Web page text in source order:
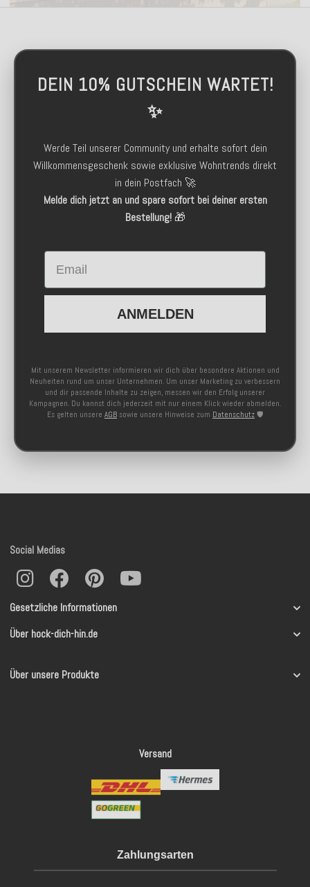
DEIN 10% GUTSCHEIN WARTET!
✨
Werde Teil unserer Community und erhalte sofort dein
Willkommensgeschenk sowie exklusive Wohntrends direkt
in dein Postfach 🚀
Melde dich jetzt an und spare sofort bei deiner ersten
Bestellung!🎁
Email
ANMELDEN
Mit unserem Newsletter informieren wir dich über besondere Aktionen und
Neuheiten rund um unser Unternehmen. Um unser Marketing zu verbessern
und dir passende Inhalte zu zeigen, messen wir den Erfolg unserer
Kampagnen. Du kannst dich jederzeit mit nur einem Klick wieder abmelden.
Es gelten unsere AGB sowie unsere Hinweise zum Datenschutz 🛡️
Gesetzliche Informationen
Über hock-dich-hin.de
Über unsere Produkte
Social Medias
Versand
Zahlungsarten